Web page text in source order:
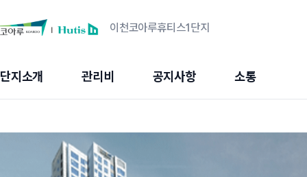
이천코아루휴티스1단지
단지소개 관리비 공지사항 소통